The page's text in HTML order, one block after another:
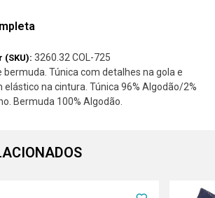
3260.32 COL-725
bermuda. Túnica com detalhes na gola e
elástico na cintura. Túnica 96% Algodão/2%
Bermuda 100% Algodão.